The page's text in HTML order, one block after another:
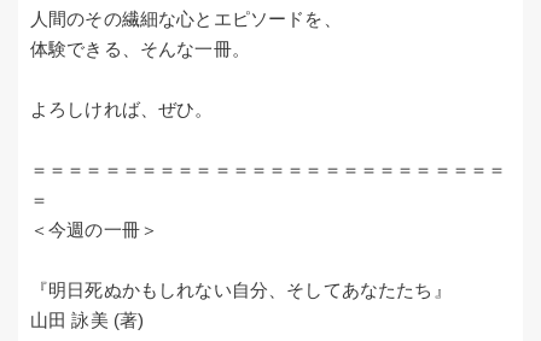
人間のその繊細な心とエピソードを、
体験できる、そんな一冊。
よろしければ、ぜひ。
＝＝＝＝＝＝＝＝＝＝＝＝＝＝＝＝＝＝＝＝＝＝＝＝＝＝
＝
＜今週の一冊＞
『明日死ぬかもしれない自分、そしてあなたたち』
山田 詠美 (著)